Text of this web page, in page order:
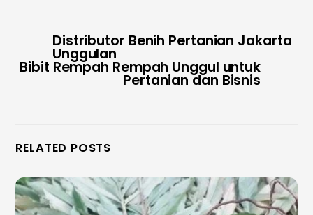
Distributor Benih Pertanian Jakarta
Unggulan
Bibit Rempah Rempah Unggul untuk
Pertanian dan Bisnis
RELATED POSTS